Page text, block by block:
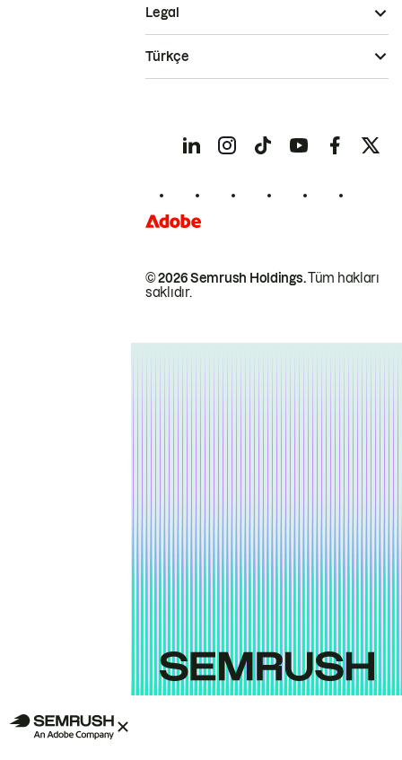
© 2026 Semrush Holdings.Tüm hakları
saklıdır.
Legal
Türkçe